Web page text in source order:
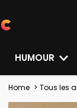
HUMOUR
Home Tous les